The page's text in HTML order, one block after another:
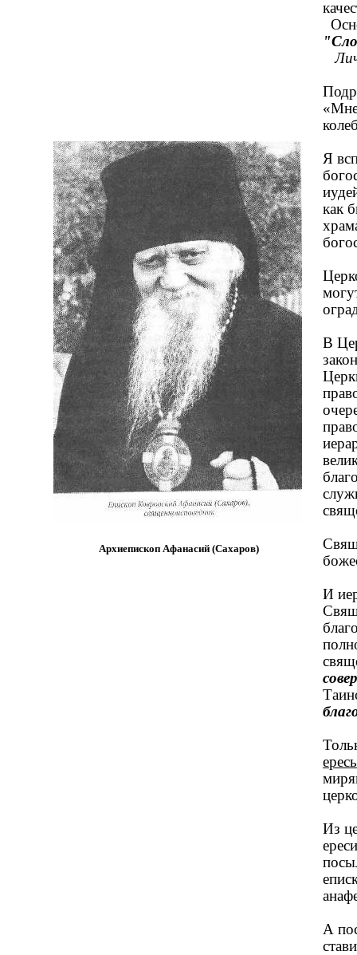
Архиепископ Афанасий (Сахаров)
Я
как
В
И
Из
А